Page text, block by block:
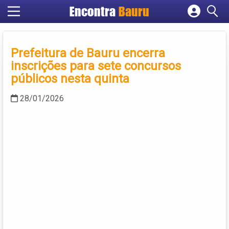
Encontra Bauru
Cadastrar empresa
Criar conta
Prefeitura de Bauru encerra
inscrições para sete concursos
públicos nesta quinta
28/01/2026